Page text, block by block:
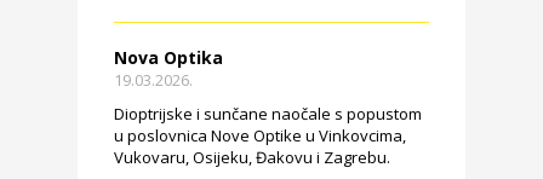
Nova Optika
19.03.2026.
Dioptrijske i sunčane naočale s popustom
u poslovnica Nove Optike u Vinkovcima,
Vukovaru, Osijeku, Đakovu i Zagrebu.